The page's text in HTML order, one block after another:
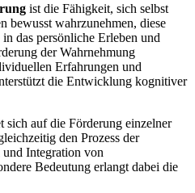
ist die Fähigkeit, sich selbst
bewusst wahrzunehmen, diese
das persönliche Erleben und
der Wahrnehmung
Erfahrungen und
die Entwicklung kognitiver
sich auf die Förderung einzelner
den Prozess der
Integration von
Bedeutung erlangt dabei die